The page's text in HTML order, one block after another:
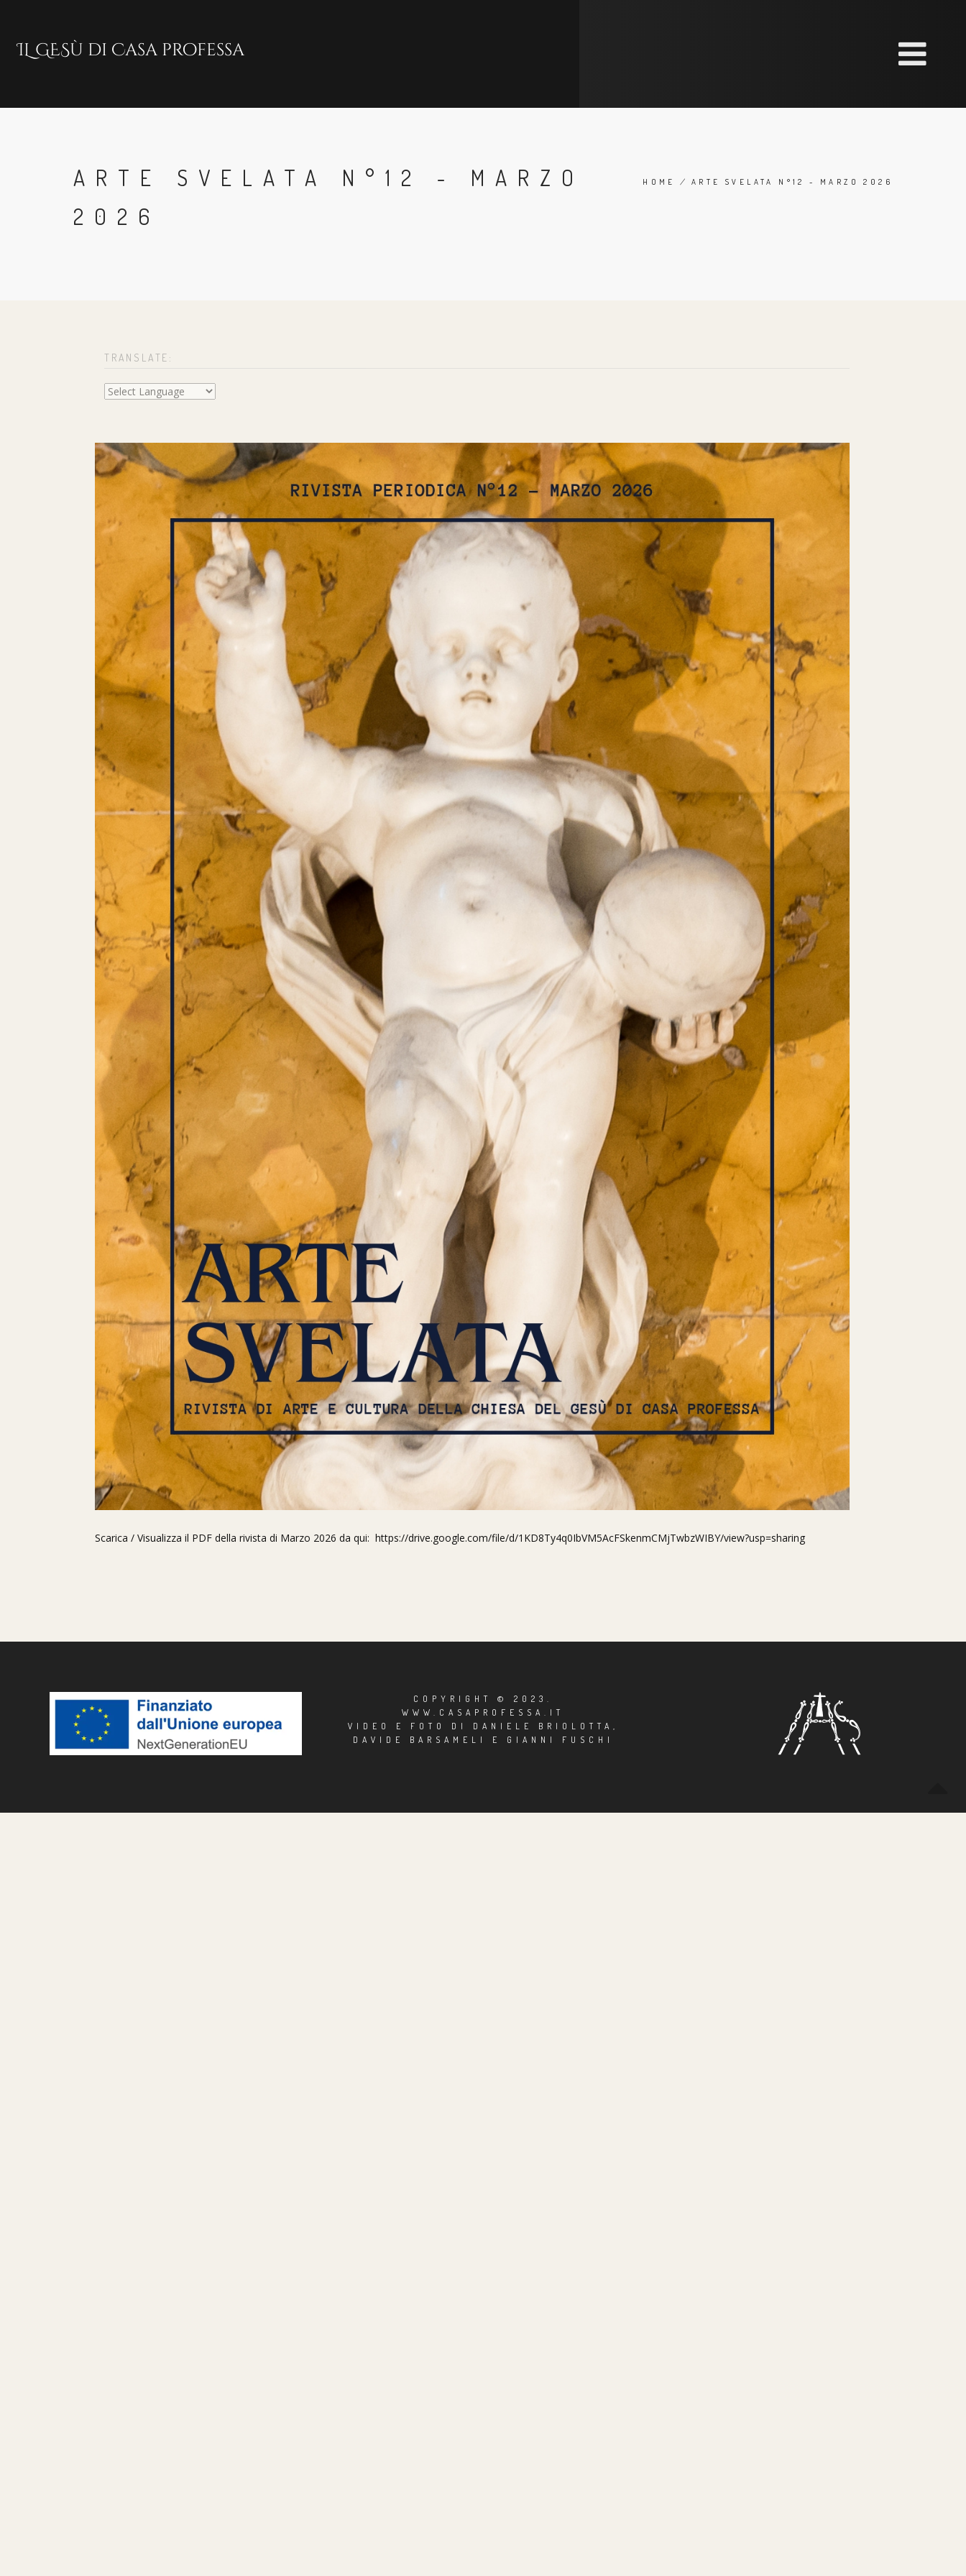
main
content
ARTE SVELATA N°12 - MARZO
2026
HOME / ARTE SVELATA N°12 - MARZO 2026
TRANSLATE:
Scarica / Visualizza il PDF della rivista di Marzo 2026 da qui: https://drive.google.com/file/d/1KD8Ty4q0IbVM5AcFSkenmCMjTwbzWIBY/view?usp=sharing
COPYRIGHT © 2023.
WWW.CASAPROFESSA.IT
VIDEO E FOTO DI DANIELE BRIOLOTTA,
DAVIDE BARSAMELI E GIANNI FUSCHI